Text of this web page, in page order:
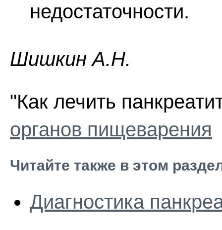
недостаточности.
Шишкин A.Н.
"Как лечить
органов пищеварения
Читайте также в этом
Диагностика